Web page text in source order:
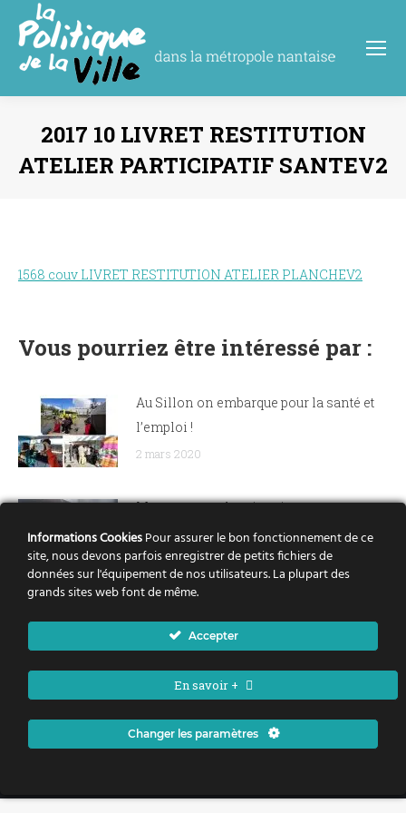
2017 10 LIVRET RESTITUTION
ATELIER PARTICIPATIF SANTEV2
1568 couv LIVRET RESTITUTION ATELIER PLANCHEV2
Vous pourriez être intéressé par :
Au Sillon on embarque pour la santé et
l’emploi !
2 mars 2020
Mouvements de migration,
Discriminations de la domaine de la
Santé : Des formations pour actualiser
ses connaissances, les partager, les
3 février 2020
Informations CookiesPour assurer le bon fonctionnement de ce
site, nous devons parfois enregistrer de petits fichiers de
données sur l'équipement de nos utilisateurs. La plupart des
grands sites web font de même.
Accepter
En savoir +
Changer les paramètres